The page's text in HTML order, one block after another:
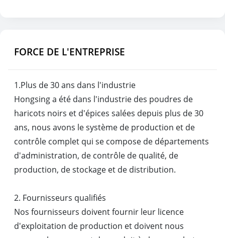
FORCE DE L'ENTREPRISE
1.Plus de 30 ans dans l'industrie
Hongsing a été dans l'industrie des poudres de
haricots noirs et d'épices salées depuis plus de 30
ans, nous avons le système de production et de
contrôle complet qui se compose de départements
d'administration, de contrôle de qualité, de
production, de stockage et de distribution.
2. Fournisseurs qualifiés
Nos fournisseurs doivent fournir leur licence
d'exploitation de production et doivent nous